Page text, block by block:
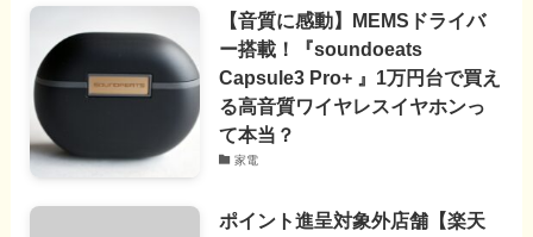
【音質に感動】MEMSドライバ
ー搭載！『soundoeats
Capsule3 Pro+ 』1万円台で買え
る高音質ワイヤレスイヤホンっ
て本当？
家電
ポイント進呈対象外店舗【楽天